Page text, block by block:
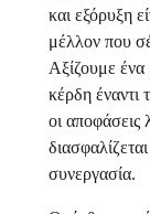
και εξόρυξη
μέλλον που
Αξίζουμε ένα
κέρδη
οι αποφάσεις
συνεργασία.